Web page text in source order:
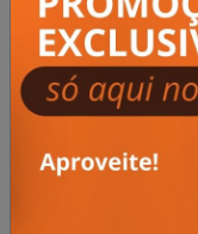
Goma
O clássico dos
nostalgia e amor
só sentir. Com
delicioso sabor